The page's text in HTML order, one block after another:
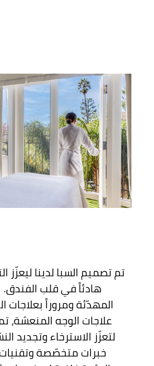
تم تصميم السبا لدينا ليعزّز
هادئاً في قلب الفندق.
المهدّئة ومروراً
علاجات الوجه المنعشة،
لتعزّز الاسترخاء وتجديد
خبرات متخصّصة